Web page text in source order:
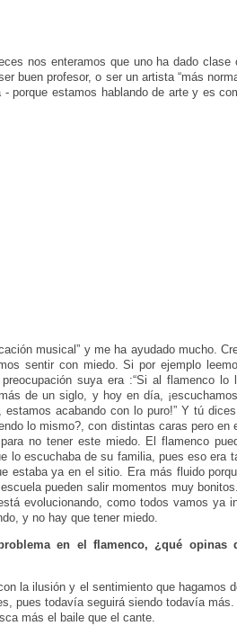
nos enteramos que uno ha dado clase
buen profesor, o ser un artista “más
porque estamos hablando de arte y es
musical” y me ha ayudado mucho.
sentir con miedo. Si por ejemplo
suya era :“Si al flamenco
de un siglo, y hoy en día,
acabando con lo puro!” Y tú
lo mismo?, con distintas caras pero en
no tener este miedo. El flamenco
lo escuchaba de su familia, pues eso era
estaba ya en el sitio. Era más fluido
pueden salir momentos muy
evolucionando, como todos vamos ya
y no hay que tener miedo.
en el flamenco, ¿qué opinas
la ilusión y el sentimiento que hagamos
pues todavía seguirá siendo todavía más.
más el baile que el cante.